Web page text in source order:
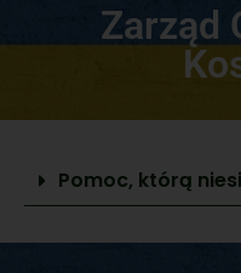
Zarząd
Pomoc, którą